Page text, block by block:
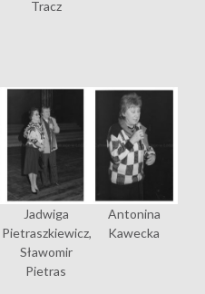
Tracz
Jadwiga
Pietraszkiewicz,
Sławomir
Pietras
Antonina
Kawecka